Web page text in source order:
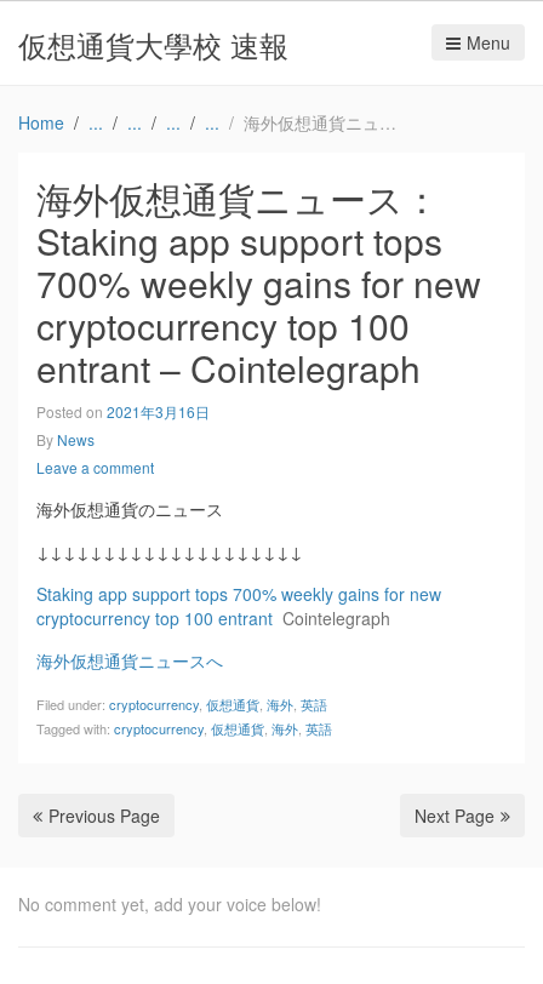
仮想通貨大學校 速報 Menu
Home 海外仮想通貨ニュース：Staking app support tops 700% weekly gains for new cryptocurrency top 100 entrant – Cointelegraph
海外仮想通貨ニュース：
Staking app support tops
700% weekly gains for new
cryptocurrency top 100
entrant – Cointelegraph
Posted on 2021年3月16日
By News
Leave a comment
海外仮想通貨のニュース
↓↓↓↓↓↓↓↓↓↓↓↓↓↓↓↓↓↓↓↓
Staking app support tops 700% weekly gains for new
cryptocurrency top 100 entrant Cointelegraph
海外仮想通貨ニュースへ
Filed under: cryptocurrency 仮想通貨 海外 英語
Tagged with: cryptocurrency 仮想通貨 海外 英語
Previous Page Next Page
No comment yet, add your voice below!